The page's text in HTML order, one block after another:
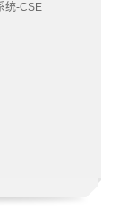
统-CSE